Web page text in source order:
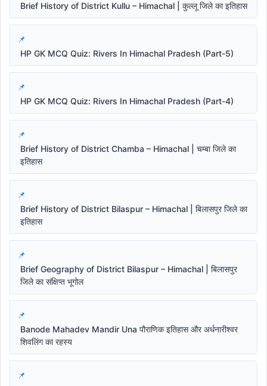
Brief History of District Kullu – Himachal | कुल्लू जिले का इतिहास
HP GK MCQ Quiz: Rivers In Himachal Pradesh (Part-5)
HP GK MCQ Quiz: Rivers In Himachal Pradesh (Part-4)
Brief History of District Chamba – Himachal | चम्बा जिले का
इतिहास
Brief History of District Bilaspur – Himachal | बिलासपुर जिले का
इतिहास
Brief Geography of District Bilaspur – Himachal | बिलासपुर
जिले का संक्षिप्त भूगोल
Banode Mahadev Mandir Una पौराणिक इतिहास और अर्धनारीश्वर
शिवलिंग का रहस्य